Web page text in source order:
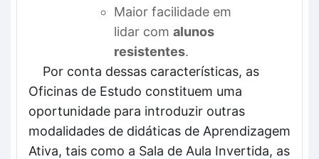
Maior facilidade em
lidar com alunos
resistentes.
Por conta dessas características, as
Oficinas de Estudo constituem uma
oportunidade para introduzir outras
modalidades de didáticas de Aprendizagem
Ativa, tais como a Sala de Aula Invertida, as